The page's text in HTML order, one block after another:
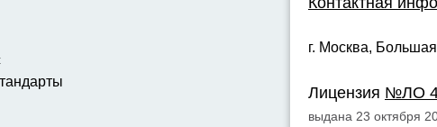
г. Москва, Большая
Лицензия №ЛО
выдана 23 октября